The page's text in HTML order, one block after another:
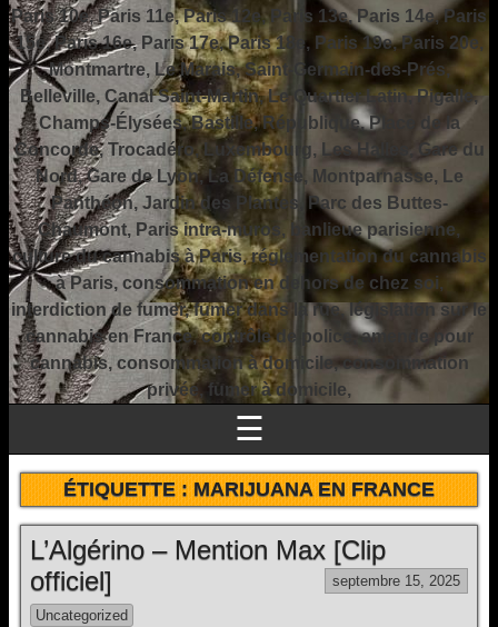
Paris 10e, Paris 11e, Paris 12e, Paris 13e, Paris 14e, Paris
15e, Paris 16e, Paris 17e, Paris 18e, Paris 19e, Paris 20e,
Montmartre, Le Marais, Saint-Germain-des-Prés,
Belleville, Canal Saint-Martin, Le Quartier Latin, Pigalle,
Champs-Élysées, Bastille, République, Place de la
Concorde, Trocadéro, Luxembourg, Les Halles, Gare du
Nord, Gare de Lyon, La Défense, Montparnasse, Le
Panthéon, Jardin des Plantes, Parc des Buttes-
Chaumont, Paris intra-muros, banlieue parisienne,
culture du cannabis à Paris, réglementation du cannabis
à Paris, consommation en dehors de chez soi,
interdiction de fumer, fumer dans la rue, législation sur le
cannabis en France, contrôle de police, amende pour
cannabis, consommation à domicile, consommation
privée, fumer à domicile,
☰
ÉTIQUETTE :MARIJUANA EN FRANCE
L’Algérino – Mention Max [Clip
officiel]
septembre 15, 2025
Uncategorized